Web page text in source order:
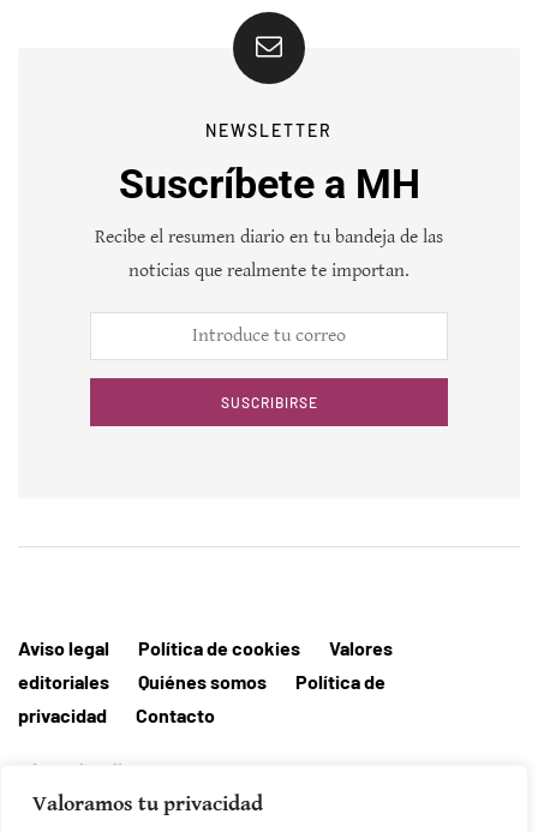
Valoramos tu privacidad
NEWSLETTER
Suscríbete a MH
Recibe el resumen diario en tu bandeja de las
noticias que realmente te importan.
SUSCRIBIRSE
Aviso legal Política de cookies
Valores
editoriales
Quiénes somos
Política de
privacidad
Contacto
Editorial MallorcaHora